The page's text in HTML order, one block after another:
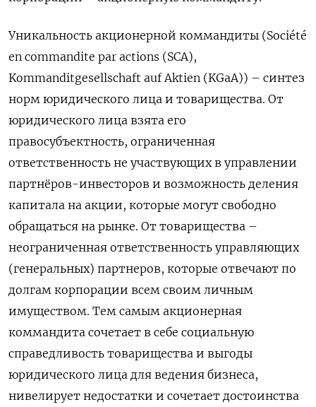
Уникальность акционерной коммандиты (Société
en commandite par actions (SCA),
Kommanditgesellschaft auf Aktien (KGaA)) – синтез
норм юридического лица и товарищества. От
юридического лица взята его
правосубъектность, ограниченная
ответственность не участвующих в управлении
партнёров-инвесторов и возможность деления
капитала на акции, которые могут свободно
обращаться на рынке. От товарищества –
неограниченная ответственность управляющих
(генеральных) партнеров, которые отвечают по
долгам корпорации всем своим личным
имуществом. Тем самым акционерная
коммандита сочетает в себе социальную
справедливость товарищества и выгоды
юридического лица для ведения бизнеса,
нивелирует недостатки и сочетает достоинства